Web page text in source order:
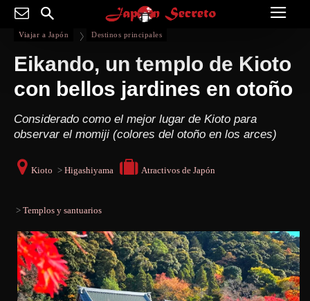
Viajar a Japón Destinos principales
Eikando, un templo de Kioto
con bellos jardines en otoño
Considerado como el mejor lugar de Kioto para
observar el momiji (colores del otoño en los arces)
Kioto > Higashiyama Atractivos de Japón
> Templos y santuarios